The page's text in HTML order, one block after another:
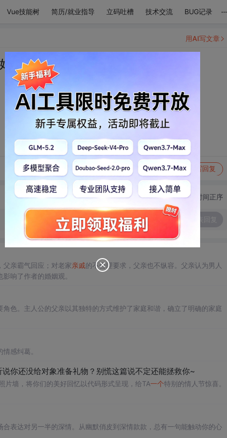
Vue技能树 简历/就业指导 立码吐槽 技术交流 BUG记录 ...
转发到动态 举报 写回复
用AI写文章
切换为时间正序
父亲霸气回应；对老家亲戚的不合理要求，父亲也不纵容。父亲认为男人
响了作者的婚姻观。
色。主人公的父亲以其独特的方式维护了家庭和谐，确立了明确的家庭
感纠葛。
你还没给对象准备礼物？别慌这篇说不定还能拯救你~
墙，将你们的美好回忆以代码形式呈现，给TA一个特别的情人节惊喜。
表达对另一半的深情。从幽默俏皮到深情款款，总有一句能触动你的心